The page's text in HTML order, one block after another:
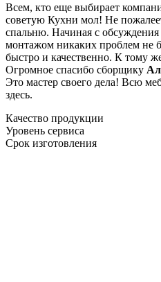
Всем, кто еще выбирает
советую Кухни мол! Не
спальню. Начиная с обсуждения
монтажом никаких проблем не
быстро и качественно. К тому
Огромное спасибо сборщику
Это мастер своего дела! Всю
здесь.
Качество продукции
Уровень сервиса
Срок изготовления